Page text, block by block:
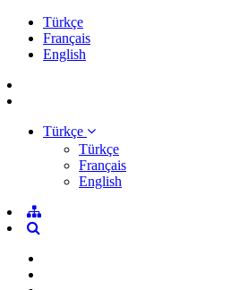
Türkçe
Français
English
Türkçe
Türkçe
Français
English